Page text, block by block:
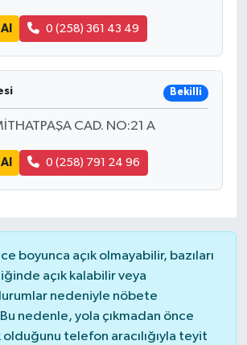
0 (258) 361 43 49
Bekilli
CAD. NO:21 A
0 (258) 791 24 96
boyunca açık olmayabilir, bazıları
açık kalabilir veya
nedeniyle nöbete
nedenle, yola çıkmadan önce
olduğunu telefon aracılığıyla teyit